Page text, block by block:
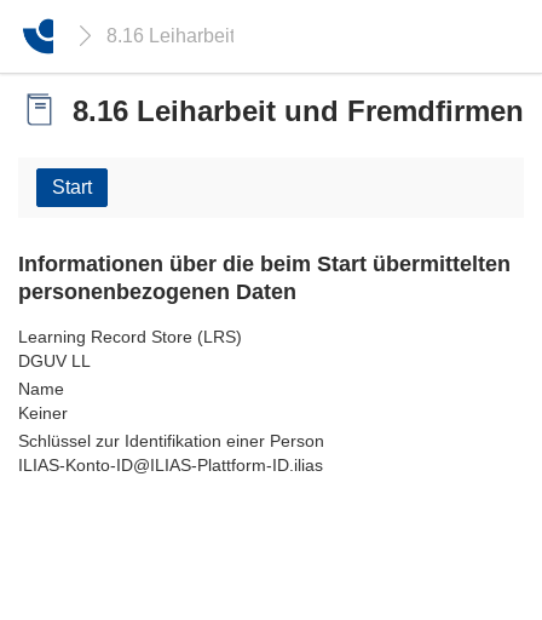
8.16 Leiharbeit und Fremdfirmen
8.16 Leiharbeit und Fremdfirmen
Start
Informationen über die beim Start übermittelten
personenbezogenen Daten
Learning Record Store (LRS)
DGUV LL
Name
Keiner
Schlüssel zur Identifikation einer Person
ILIAS-Konto-ID@ILIAS-Plattform-ID.ilias